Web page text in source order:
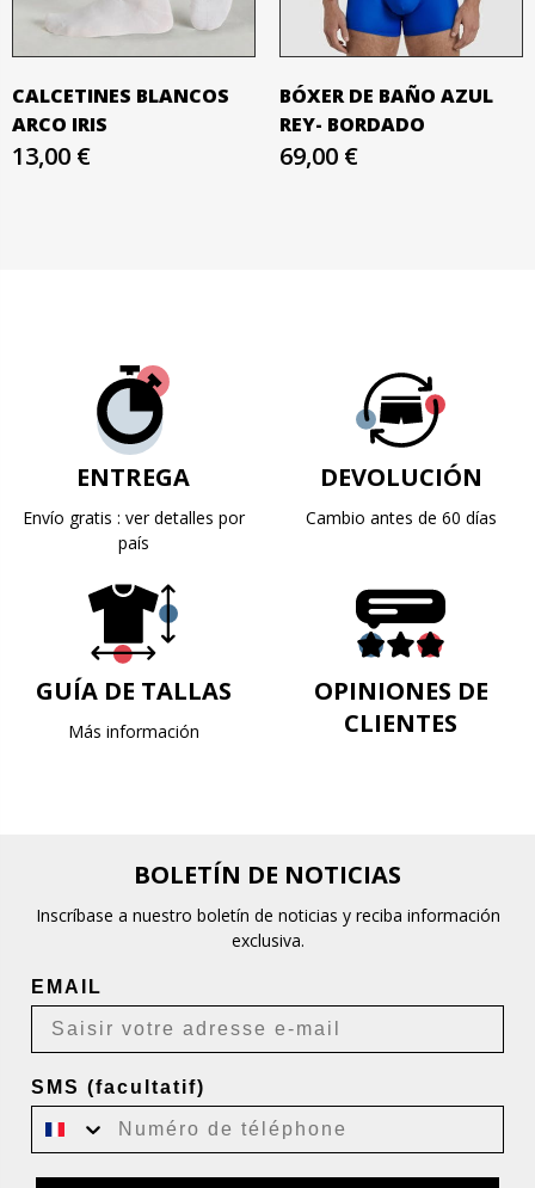
CALCETINES BLANCOS
ARCO IRIS
13,00 €
BÓXER DE BAÑO AZUL
REY- BORDADO
69,00 €
ENTREGA
Envío gratis : ver detalles por
país
DEVOLUCIÓN
Cambio antes de 60 días
GUÍA DE TALLAS
Más información
OPINIONES DE
CLIENTES
BOLETÍN DE NOTICIAS
Inscríbase a nuestro boletín de noticias y reciba información
exclusiva.
EMAIL
SMS (facultatif)